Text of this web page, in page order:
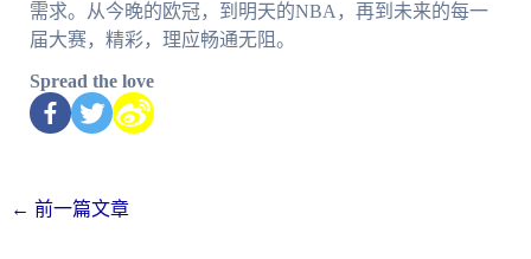
需求。从今晚的欧冠，到明天的NBA，再到未来的每一
届大赛，精彩，理应畅通无阻。
Spread the love
← 前一篇文章